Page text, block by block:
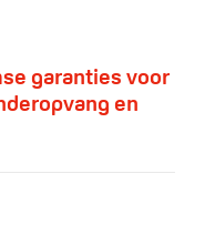
garanties voor
en